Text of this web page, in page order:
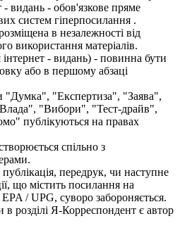
- видань - обов'язкове пряме
систем гіперпосилання .
в незалежності від
використання матеріалів.
- видань) - повинна бути
або в першому абзаці
"Думка", "Експертиза", "Заява",
"Вибори", "Тест-драйв",
публікуються на правах
спільно з
передрук, чи наступне
що містить посилання на
/ UPG, суворо забороняється.
в розділі Я-Корреспондент є автор